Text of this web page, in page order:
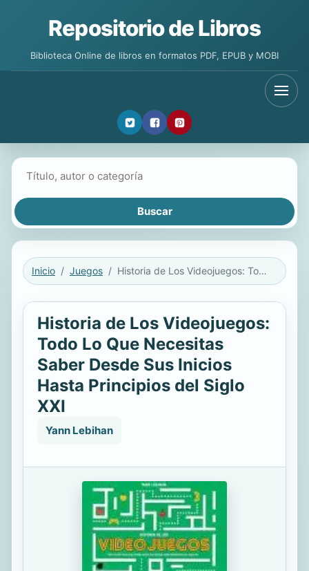
Repositorio de Libros
Biblioteca Online de libros en formatos PDF, EPUB y MOBI
Inicio Juegos Historia de Los Videojuegos: Todo Lo Que Necesitas Saber Desde Sus Inicios Hasta Principios del Siglo XXI
Historia de Los Videojuegos:
Todo Lo Que Necesitas
Saber Desde Sus Inicios
Hasta Principios del Siglo
XXI
Yann Lebihan